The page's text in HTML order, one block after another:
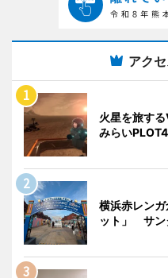
アク
火星を旅す
みらい
横浜赤レン
ット」 サン